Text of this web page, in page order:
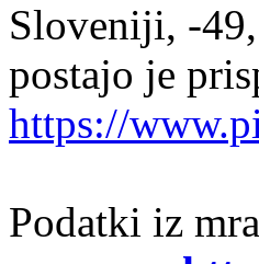
Sloveniji, -
postajo je
https://
Podatki iz